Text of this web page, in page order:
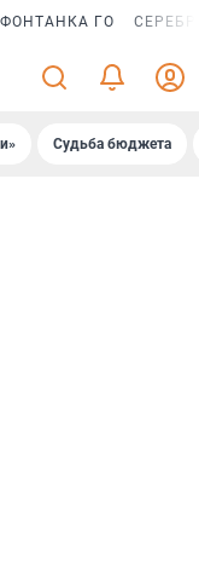
ФОНТАНКА ГО
Судьба бюджета